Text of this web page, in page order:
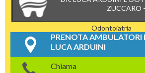
ZUCCARO -
Odontoiatria
PRENOTA AMBULATORI
LUCA ARDUINI
Chiama